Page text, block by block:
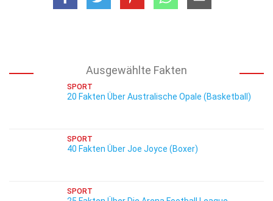
Ausgewählte Fakten
SPORT
20 Fakten Über Australische Opale (Basketball)
SPORT
40 Fakten Über Joe Joyce (Boxer)
SPORT